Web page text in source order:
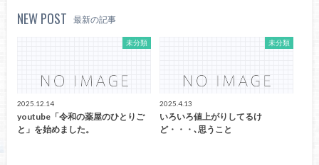
NEW POST 最新の記事
未分類
2025.12.14
youtube「令和の薬屋のひとりご
と」を始めました。
未分類
2025.4.13
いろいろ値上がりしてるけ
ど・・・､思うこと